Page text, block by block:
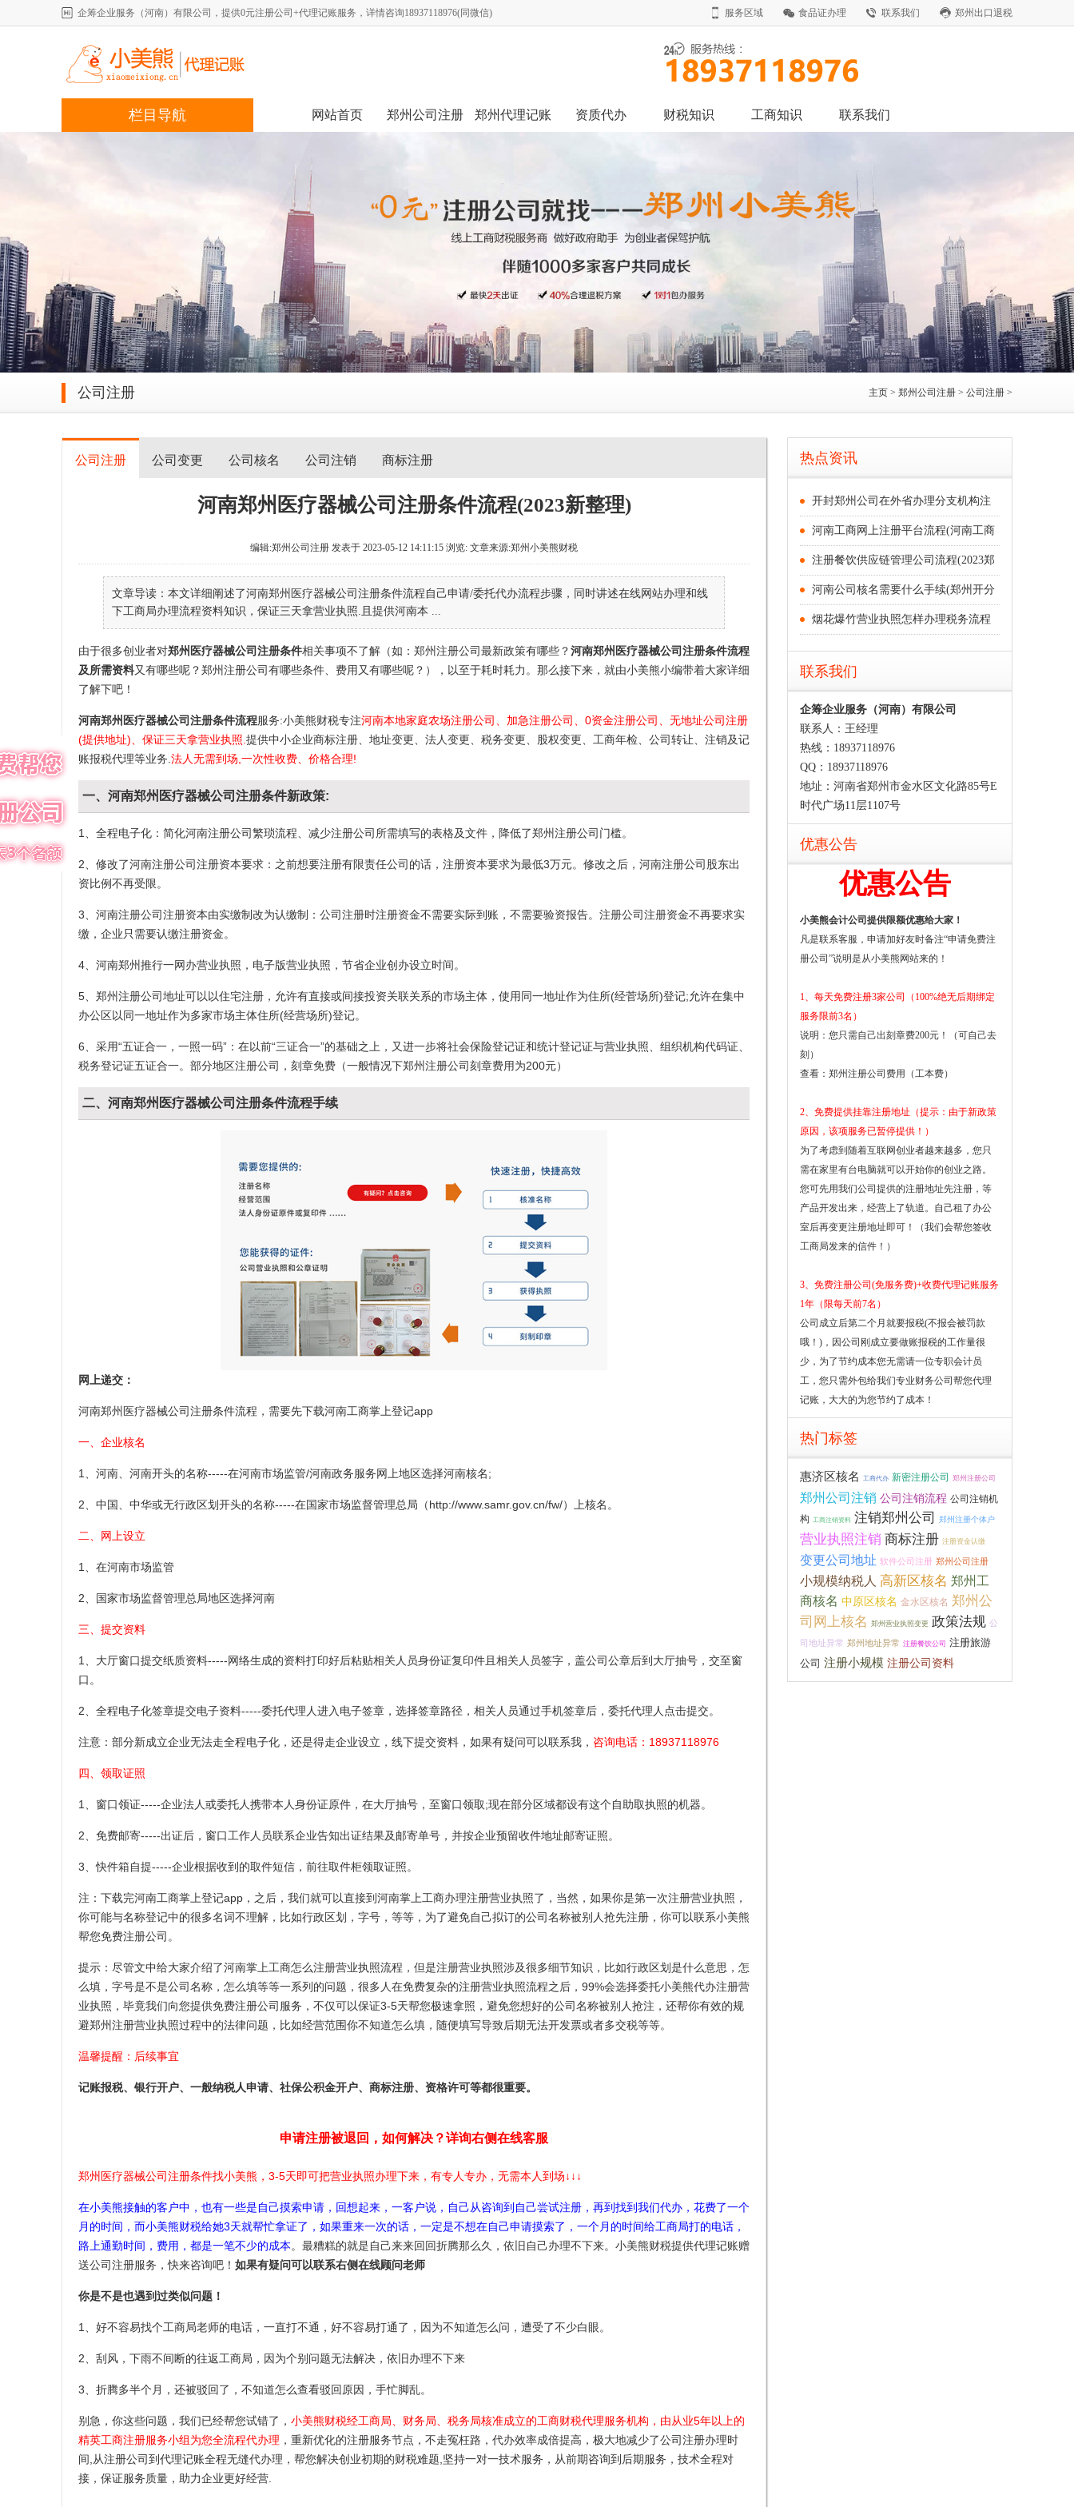
企筹企业服务（河南）有限公司，提供0元注册公司+代理记账服务，详情咨询18937118976(同微信) 服务区域 食品证办理 联系我们 郑州出口退税
栏目导航 网站首页 郑州公司注册 郑州代理记账 资质代办 财税知识 工商知识 联系我们
公司注册 主页 > 郑州公司注册 > 公司注册 >
公司注册 公司变更 公司核名 公司注销 商标注册
河南郑州医疗器械公司注册条件流程(2023新整理)
编辑:郑州公司注册 发表于 2023-05-12 14:11:15 浏览: 文章来源:郑州小美熊财税
文章导读：本文详细阐述了河南郑州医疗器械公司注册条件流程自己申请/委托代办流程步骤，同时讲述在线网站办理和线
下工商局办理流程资料知识，保证三天拿营业执照.且提供河南本 ...
由于很多创业者对郑州医疗器械公司注册条件相关事项不了解（如：郑州注册公司最新政策有哪些？河南郑州医疗器械公司注册条件流程
及所需资料又有哪些呢？郑州注册公司有哪些条件、费用又有哪些呢？），以至于耗时耗力。那么接下来，就由小美熊小编带着大家详细
了解下吧！
河南郑州医疗器械公司注册条件流程服务:小美熊财税专注河南本地家庭农场注册公司、加急注册公司、0资金注册公司、无地址公司注册
(提供地址)、保证三天拿营业执照. 提供中小企业商标注册、地址变更、法人变更、税务变更、股权变更、工商年检、公司转让、注销及记
账报税代理等业务. 法人无需到场,一次性收费、价格合理!
一、河南郑州医疗器械公司注册条件新政策:
1、全程电子化：简化河南注册公司繁琐流程、减少注册公司所需填写的表格及文件，降低了郑州注册公司门槛。
2、修改了河南注册公司注册资本要求：之前想要注册有限责任公司的话，注册资本要求为最低3万元。修改之后，河南注册公司股东出
资比例不再受限。
3、河南注册公司注册资本由实缴制改为认缴制：公司注册时注册资金不需要实际到账，不需要验资报告。注册公司注册资金不再要求实
缴，企业只需要认缴注册资金。
4、河南郑州推行一网办营业执照，电子版营业执照，节省企业创办设立时间。
5、郑州注册公司地址可以以住宅注册，允许有直接或间接投资关联关系的市场主体，使用同一地址作为住所(经菅场所)登记;允许在集中
办公区以同一地址作为多家市场主体住所(经营场所)登记。
6、采用“五证合一，一照一码”：在以前“三证合一”的基础之上，又进一步将社会保险登记证和统计登记证与营业执照、组织机构代码证、
税务登记证五证合一。部分地区注册公司，刻章免费（一般情况下郑州注册公司刻章费用为200元）
二、河南郑州医疗器械公司注册条件流程手续
网上递交：
河南郑州医疗器械公司注册条件流程，需要先下载河南工商掌上登记app
一、企业核名
1、河南、河南开头的名称-----在河南市场监管/河南政务服务网上地区选择河南核名;
2、中国、中华或无行政区划开头的名称-----在国家市场监督管理总局（http://www.samr.gov.cn/fw/）上核名。
二、网上设立
1、在河南市场监管
2、国家市场监督管理总局地区选择河南
三、提交资料
1、大厅窗口提交纸质资料-----网络生成的资料打印好后粘贴相关人员身份证复印件且相关人员签字，盖公司公章后到大厅抽号，交至窗
口。
2、全程电子化签章提交电子资料-----委托代理人进入电子签章，选择签章路径，相关人员通过手机签章后，委托代理人点击提交。
注意：部分新成立企业无法走全程电子化，还是得走企业设立，线下提交资料，如果有疑问可以联系我， 咨询电话：18937118976
四、领取证照
1、窗口领证-----企业法人或委托人携带本人身份证原件，在大厅抽号，至窗口领取;现在部分区域都设有这个自助取执照的机器。
2、免费邮寄-----出证后，窗口工作人员联系企业告知出证结果及邮寄单号，并按企业预留收件地址邮寄证照。
3、快件箱自提-----企业根据收到的取件短信，前往取件柜领取证照。
注：下载完河南工商掌上登记app，之后，我们就可以直接到河南掌上工商办理注册营业执照了，当然，如果你是第一次注册营业执照，
你可能与名称登记中的很多名词不理解，比如行政区划，字号，等等，为了避免自己拟订的公司名称被别人抢先注册，你可以联系小美熊
帮您免费注册公司。
提示：尽管文中给大家介绍了河南掌上工商怎么注册营业执照流程，但是注册营业执照涉及很多细节知识，比如行政区划是什么意思，怎
么填，字号是不是公司名称，怎么填等等一系列的问题，很多人在免费复杂的注册营业执照流程之后，99%会选择委托小美熊代办注册营
业执照，毕竟我们向您提供免费注册公司服务，不仅可以保证3-5天帮您极速拿照，避免您想好的公司名称被别人抢注，还帮你有效的规
避郑州注册营业执照过程中的法律问题，比如经营范围你不知道怎么填，随便填写导致后期无法开发票或者多交税等等。
温馨提醒：后续事宜
记账报税、银行开户、一般纳税人申请、社保公积金开户、商标注册、资格许可等都很重要。
申请注册被退回，如何解决？详询右侧在线客服
郑州医疗器械公司注册条件找小美熊，3-5天即可把营业执照办理下来，有专人专办，无需本人到场↓↓↓
在小美熊接触的客户中，也有一些是自己摸索申请，回想起来，一客户说，自己从咨询到自己尝试注册，再到找到我们代办，花费了一个
月的时间，而小美熊财税给她3天就帮忙拿证了，如果重来一次的话，一定是不想在自己申请摸索了，一个月的时间给工商局打的电话，
路上通勤时间，费用，都是一笔不少的成本。最糟糕的就是自己来来回回折腾那么久，依旧自己办理不下来。小美熊财税提供代理记账赠
送公司注册服务，快来咨询吧！ 如果有疑问可以联系右侧在线顾问老师
你是不是也遇到过类似问题！
1、好不容易找个工商局老师的电话，一直打不通，好不容易打通了，因为不知道怎么问，遭受了不少白眼。
2、刮风，下雨不间断的往返工商局，因为个别问题无法解决，依旧办理不下来
3、折腾多半个月，还被驳回了，不知道怎么查看驳回原因，手忙脚乱。
别急，你这些问题，我们已经帮您试错了， 小美熊财税经工商局、财务局、税务局核准成立的工商财税代理服务机构，由从业5年以上的
精英工商注册服务小组为您全流程代办理 ，重新优化的注册服务节点，不走冤枉路，代办效率成倍提高，极大地减少了公司注册办理时
间,从注册公司到代理记账全程无缝代办理，帮您解决创业初期的财税难题,坚持一对一技术服务，从前期咨询到后期服务，技术全程对
接，保证服务质量，助力企业更好经营.
热点资讯
开封郑州公司在外省办理分支机构注
河南工商网上注册平台流程(河南工商
注册餐饮供应链管理公司流程(2023郑
河南公司核名需要什么手续(郑州开分
烟花爆竹营业执照怎样办理税务流程
联系我们
企筹企业服务（河南）有限公司
联系人：王经理
热线：18937118976
QQ：18937118976
地址：河南省郑州市金水区文化路85号E
时代广场11层1107号
优惠公告
优惠公告
小美熊会计公司提供限额优惠给大家！
凡是联系客服，申请加好友时备注“申请免费注
册公司”说明是从小美熊网站来的！
1、每天免费注册3家公司（100%绝无后期绑定
服务限前3名）
说明：您只需自己出刻章费200元！（可自己去
刻）
查看： 郑州注册公司费用（工本费）
2、免费提供挂靠注册地址（提示：由于新政策
原因，该项服务已暂停提供！）
为了考虑到随着互联网创业者越来越多，您只
需在家里有台电脑就可以开始你的创业之路。
您可先用我们公司提供的注册地址先注册，等
产品开发出来，经营上了轨道。自己租了办公
室后再变更注册地址即可！（我们会帮您签收
工商局发来的信件！）
3、免费注册公司(免服务费)+收费代理记账服务
1年（限每天前7名）
公司成立后第二个月就要报税(不报会被罚款
哦！)，因公司刚成立要做账报税的工作量很
少，为了节约成本您无需请一位专职会计员
工，您只需外包给我们专业财务公司帮您代理
记账，大大的为您节约了成本！
热门标签
惠济区核名 工商代办 新密注册公司 郑州注册公司
郑州公司注销 公司注销流程 公司注销机
构 工商注销资料 注销郑州公司 郑州注册个体户
营业执照注销 商标注册 注册资金认缴
变更公司地址 软件公司注册 郑州公司注册
小规模纳税人 高新区核名 郑州工
商核名 中原区核名 金水区核名 郑州公
司网上核名 郑州营业执照变更 政策法规 公
司地址异常 郑州地址异常 注册餐饮公司 注册旅游
公司 注册小规模 注册公司资料